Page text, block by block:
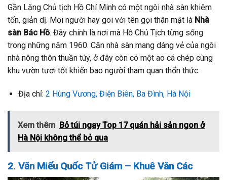
Gần Lăng Chủ tịch Hồ Chí Minh có một ngôi nhà sàn khiêm
tốn, giản dị. Mọi người hay goi với tên gọi thân mật là Nhà
sàn Bác Hồ. Đây chính là nơi mà Hồ Chủ Tịch từng sống
trong những năm 1960. Căn nhà sàn mang dáng vẻ của ngôi
nhà nông thôn thuần túy, ở đây còn có một ao cá chép cùng
khu vườn tươi tốt khiến bao người tham quan thổn thức.
Địa chỉ: 2 Hùng Vương, Điện Biên, Ba Đình, Hà Nội
Xem thêm Bỏ túi ngay Top 17 quán hải sản ngon ở
Hà Nội không thể bỏ qua
2. Văn Miếu Quốc Tử Giám – Khuê Văn Các